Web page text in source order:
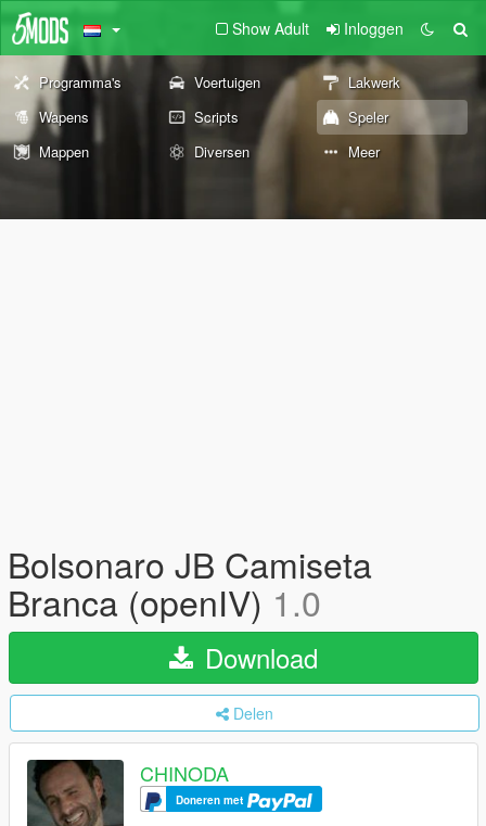
Show Adult Inloggen
Programma's Voertuigen
Lakwerk
Wapens
Scripts
Speler
Mappen
Diversen Meer
Bolsonaro JB Camiseta
Branca (openIV) 1.0
Download
Delen
CHINODA
Doneren met